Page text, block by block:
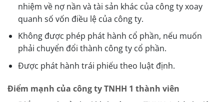
nhiệm về nợ nần và tài sản khác của công ty xoay
quanh số vốn điều lệ của công ty.
Không được phép phát hành cổ phần, nếu muốn
phải chuyển đổi thành công ty cổ phần.
Được phát hành trái phiếu theo luật định.
Điểm mạnh của công ty TNHH 1 thành viên